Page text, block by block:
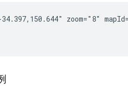
zoom="8"